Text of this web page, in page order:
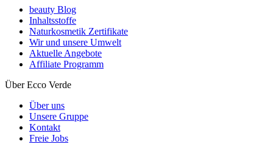
beauty Blog
Inhaltsstoffe
Naturkosmetik Zertifikate
Wir und unsere Umwelt
Aktuelle Angebote
Affiliate Programm
Über Ecco Verde
Über uns
Unsere Gruppe
Kontakt
Freie Jobs